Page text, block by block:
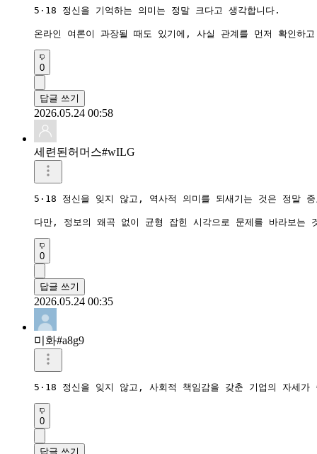
5·18 정신을 기억하는 의미는 정말 크다고 생각합니다.
온라인 여론이 과장될 때도 있기에, 사실 관계를 먼저 확인하
0
답글 쓰기
2026.05.24 00:58
세련된허머스#wILG
5·18 정신을 잊지 않고, 역사적 의미를 되새기는 것은 정말
다만, 정보의 왜곡 없이 균형 잡힌 시각으로 문제를 바라보는
0
답글 쓰기
2026.05.24 00:35
미화#a8g9
5·18 정신을 잊지 않고, 사회적 책임감을 갖춘 기업의 자세가
0
답글 쓰기